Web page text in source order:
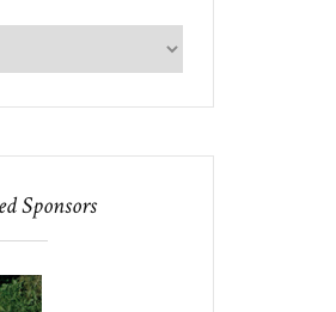
Sponsors